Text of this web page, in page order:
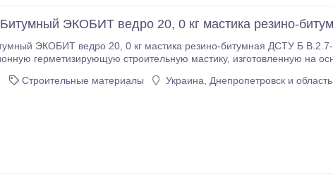
ЭКОБИТ ведро 20, 0 кг мастика резино-
ЭКОБИТ ведро 20, 0 кг мастика резино-битумная ДСТУ Б В.2.7-
строительную мастику, изготовленную на основе бутилкаучука, битума и других
основе бутилкаучука, битума и других технологических добавок.
Строительные материалы Украина, Днепропетровск и область